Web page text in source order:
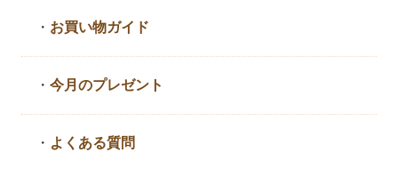
・ お買い物ガイド
・今月のプレゼント
・ よくある質問